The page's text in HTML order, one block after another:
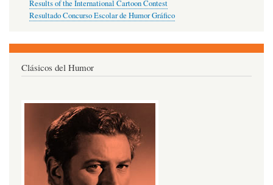
Results of the International Cartoon Contest
Resultado Concurso Escolar de Humor Gráfico
Clásicos del Humor